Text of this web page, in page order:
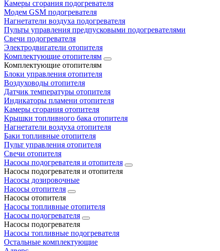
Камеры сгорания подогревателя
Модем GSM подогревателя
Нагнетатели воздуха подогревателя
Пульты управления предпусковыми подогревателями
Свечи подогревателя
Электродвигатели отопителя
Комплектующие отопителям
Комплектующие отопителям
Блоки управления отопителя
Воздуховоды отопителя
Датчик температуры отопителя
Индикаторы пламени отопителя
Камеры сгорания отопителя
Крышки топливного бака отопителя
Нагнетатели воздуха отопителя
Баки топливные отопителя
Пульт управления отопителя
Свечи отопителя
Насосы подогревателя и отопителя
Насосы подогревателя и отопителя
Насосы дозировочные
Насосы отопителя
Насосы отопителя
Насосы топливные отопителя
Насосы подогревателя
Насосы подогревателя
Насосы топливные подогревателя
Остальные комплектующие